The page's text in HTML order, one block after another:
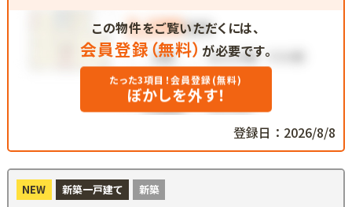
この物件をご覧いただくには、
会員登録（無料） が必要です。
たった3項目！会員登録(無料)
ぼかしを外す！
登録日：2026/8/8
NEW 新築一戸建て 新築